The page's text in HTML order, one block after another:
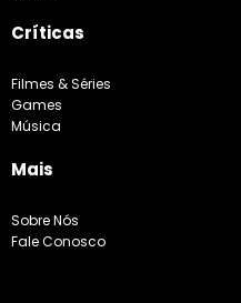
Críticas
Filmes & Séries
Games
Música
Mais
Sobre Nós
Fale Conosco